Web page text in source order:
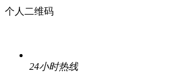
个人二维码
24小时热线